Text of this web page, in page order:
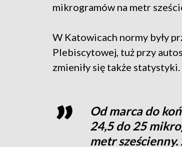
mikrogramów na metr
W Katowicach normy były
Plebiscytowej, tuż przy
zmieniły się także statystyki.
Od marca do
24,5 do 25
metr